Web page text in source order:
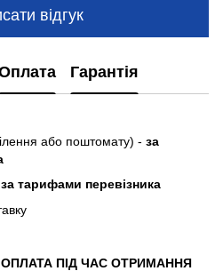
відгук
Гарантія
або поштомату) - за
за тарифами перевізника
ПІД ЧАС ОТРИМАННЯ